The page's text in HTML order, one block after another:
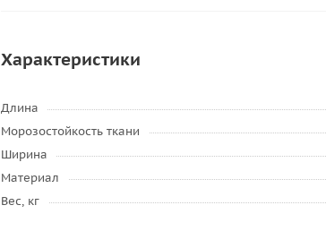
Характеристики
Длина
Морозостойкость ткани
Ширина
Материал
Вес, кг